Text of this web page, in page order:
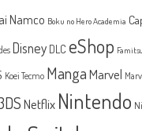
Namco Boku no Hero Academia
Disney DLC eShop Famitsu
Koei Tecmo MangaMarvel
Netflix Nintendo